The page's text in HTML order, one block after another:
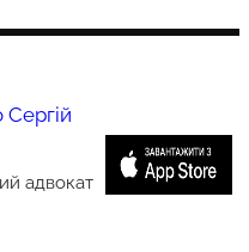
Сергій
адвокат